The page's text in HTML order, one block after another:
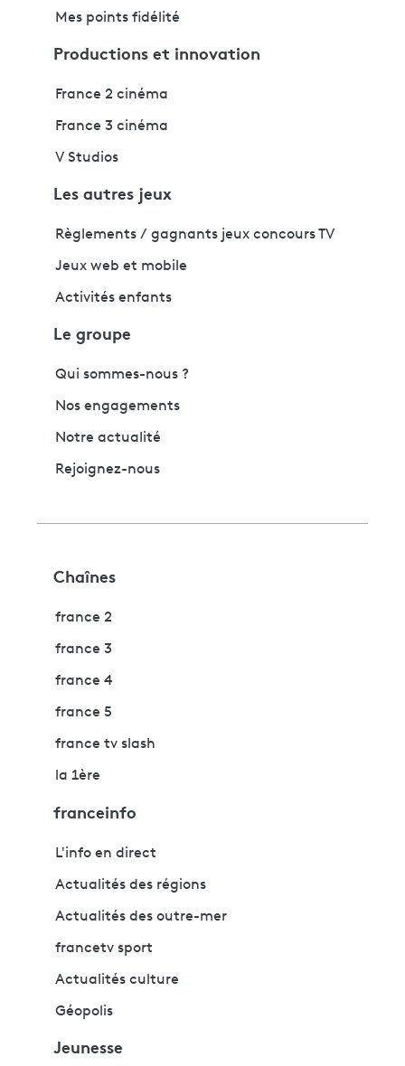
Mes points fidélité
Productions et innovation
France 2 cinéma
France 3 cinéma
V Studios
Les autres jeux
Règlements / gagnants jeux concours TV
Jeux web et mobile
Activités enfants
Le groupe
Qui sommes-nous ?
Nos engagements
Notre actualité
Rejoignez-nous
Chaînes
france 2
france 3
france 4
france 5
france tv slash
la 1ère
franceinfo
L'info en direct
Actualités des régions
Actualités des outre-mer
francetv sport
Actualités culture
Géopolis
Jeunesse